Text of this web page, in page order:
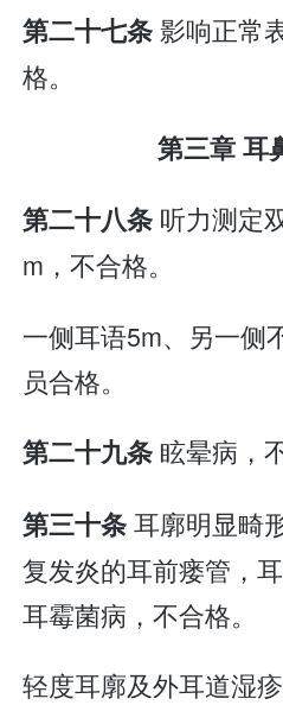
第二十七条影响正常
格。
第三章 耳
第二十八条 听力测定
m，不合格。
一侧耳语5m、另一侧
员合格。
第二十九条 眩晕病，
第三十条耳廓明显畸
复发炎的耳前瘘管，
耳霉菌病，不合格。
轻度耳廓及外耳道湿